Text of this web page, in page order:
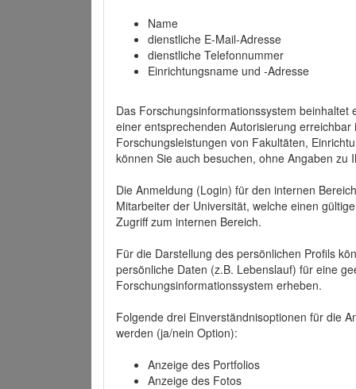
Name
dienstliche E-Mail-Adresse
dienstliche Telefonnummer
Einrichtungsname und -Adresse
Das Forschungsinformationssystem beinhaltet
einer entsprechenden Autorisierung
Forschungsleistungen von Fakultäten,
können Sie auch besuchen, ohne Angaben zu
Die Anmeldung (Login) für den internen
Mitarbeiter der Universität, welche einen
Zugriff zum internen Bereich.
Für die Darstellung des persönlichen Profils
persönliche Daten (z.B. Lebenslauf) für eine
Forschungsinformationssystem erheben.
Folgende drei Einverständnisoptionen für die
werden (ja/nein Option):
Anzeige des Portfolios
Anzeige des Fotos